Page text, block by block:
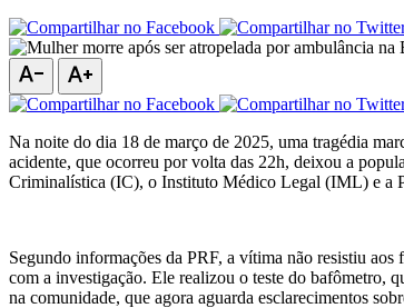
text_decrease text_increase
Na noite do dia 18 de março de 2025, uma tragédia
acidente, que ocorreu por volta das 22h, deixou a
Criminalística (IC), o Instituto Médico Legal (IML) e a
Segundo informações da PRF, a vítima não resistiu
com a investigação. Ele realizou o teste do bafômetro,
na comunidade, que agora aguarda esclarecimentos